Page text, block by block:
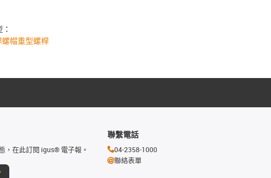
帽重型螺桿
，在此訂閱 igus® 電子報。
聯繫電話
04-2358-1000
聯絡表單